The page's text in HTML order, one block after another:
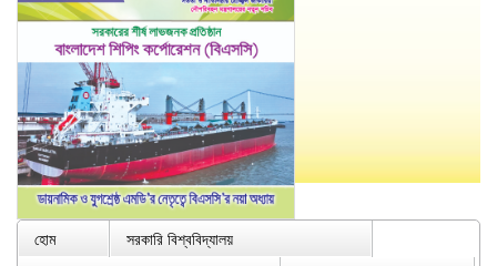
হোম
সরকারি বিশ্ববিদ্যালয়